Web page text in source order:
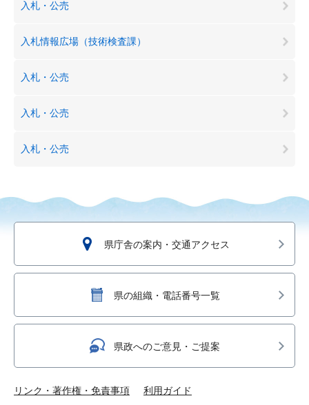
入札・公売
入札情報広場（技術検査課）
入札・公売
入札・公売
入札・公売
県庁舎の案内・交通アクセス
県の組織・電話番号一覧
県政へのご意見・ご提案
リンク・著作権・免責事項 利用ガイド